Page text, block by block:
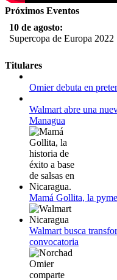
Próximos Eventos
10 de agosto:
Supercopa de Europa 2022
11 al 21 de agosto:
Campeonato Europeo de
12 de agosto:
Empieza La Liga 2022-
Titulares
Omier debuta en
Walmart abre una
Managua
Mamá Gollita, la
Walmart busca
convocatoria